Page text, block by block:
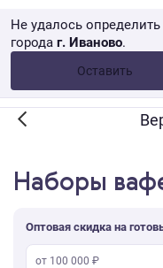
Не удалось
города г. Иваново.
Оставить
от 10 000 ₽
Наборы
Оптовая скидка на
от 100 000 ₽